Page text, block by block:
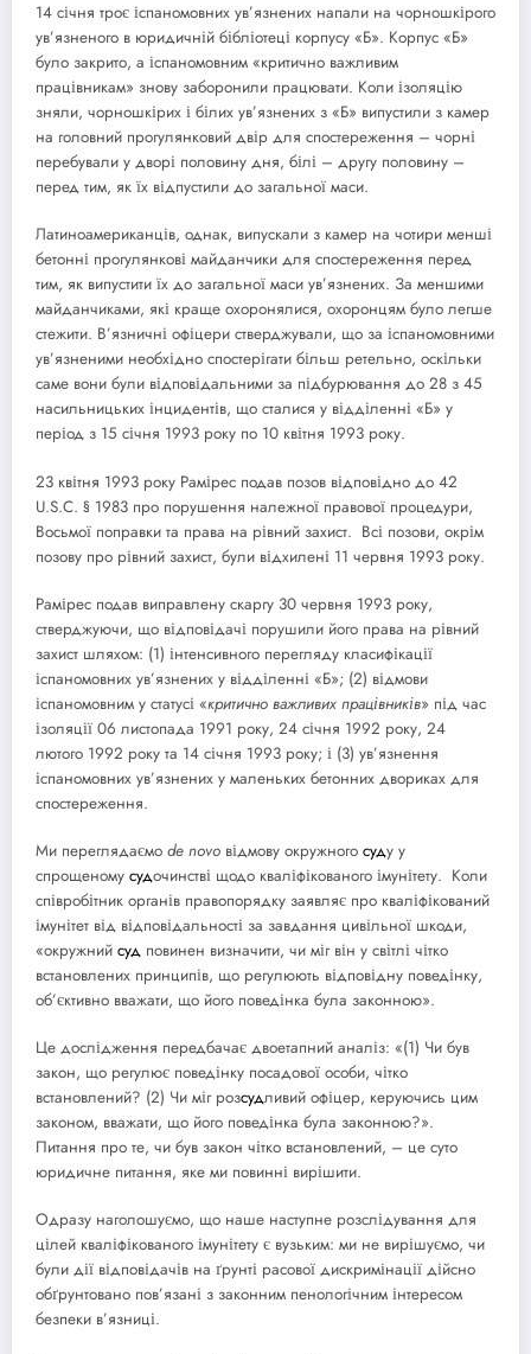
14 січня троє іспаномовних ув’язнених напали на чорношкірого
ув’язненого в юридичній бібліотеці корпусу «Б». Корпус «Б»
було закрито, а іспаномовним «критично важливим
працівникам» знову заборонили працювати. Коли ізоляцію
зняли, чорношкірих і білих ув’язнених з «Б» випустили з камер
на головний прогулянковий двір для спостереження – чорні
перебували у дворі половину дня, білі – другу половину –
перед тим, як їх відпустили до загальної маси.
Латиноамериканців, однак, випускали з камер на чотири менші
бетонні прогулянкові майданчики для спостереження перед
тим, як випустити їх до загальної маси ув’язнених. За меншими
майданчиками, які краще охоронялися, охоронцям було легше
стежити. В’язничні офіцери стверджували, що за іспаномовними
ув’язненими необхідно спостерігати більш ретельно, оскільки
саме вони були відповідальними за підбурювання до 28 з 45
насильницьких інцидентів, що сталися у відділенні «Б» у
період з 15 січня 1993 року по 10 квітня 1993 року.
23 квітня 1993 року Рамірес подав позов відповідно до 42
U.S.C. § 1983 про порушення належної правової процедури,
Восьмої поправки та права на рівний захист. Всі позови, окрім
позову про рівний захист, були відхилені 11 червня 1993 року.
Рамірес подав виправлену скаргу 30 червня 1993 року,
стверджуючи, що відповідачі порушили його права на рівний
захист шляхом: (1) інтенсивного перегляду класифікації
іспаномовних ув’язнених у відділенні «Б»; (2) відмови
іспаномовним у статусі «критично важливих працівників» під час
ізоляції 06 листопада 1991 року, 24 січня 1992 року, 24
лютого 1992 року та 14 січня 1993 року; і (3) ув’язнення
іспаномовних ув’язнених у маленьких бетонних двориках для
спостереження.
Ми переглядаємо de novo відмову окружного суду у
спрощеному судочинстві щодо кваліфікованого імунітету. Коли
співробітник органів правопорядку заявляє про кваліфікований
імунітет від відповідальності за завдання цивільної шкоди,
«окружний суд повинен визначити, чи міг він у світлі чітко
встановлених принципів, що регулюють відповідну поведінку,
об’єктивно вважати, що його поведінка була законною».
Це дослідження передбачає двоетапний аналіз: «(1) Чи був
закон, що регулює поведінку посадової особи, чітко
встановлений? (2) Чи міг розсудливий офіцер, керуючись цим
законом, вважати, що його поведінка була законною?».
Питання про те, чи був закон чітко встановлений, – це суто
юридичне питання, яке ми повинні вирішити.
Одразу наголошуємо, що наше наступне розслідування для
цілей кваліфікованого імунітету є вузьким: ми не вирішуємо, чи
були дії відповідачів на ґрунті расової дискримінації дійсно
обґрунтовано пов’язані з законним пенологічним інтересом
безпеки в’язниці.